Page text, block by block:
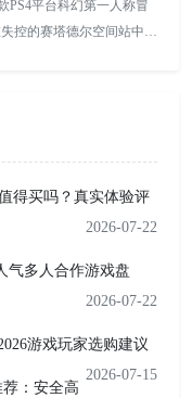
PS4平台科幻第一人称冒
控的赛塔德尔空间站中探
得买吗？真实体验评
2026-07-22
气多人合作游戏盘
2026-07-22
游戏玩家选购建议
2026-07-15
：安全高